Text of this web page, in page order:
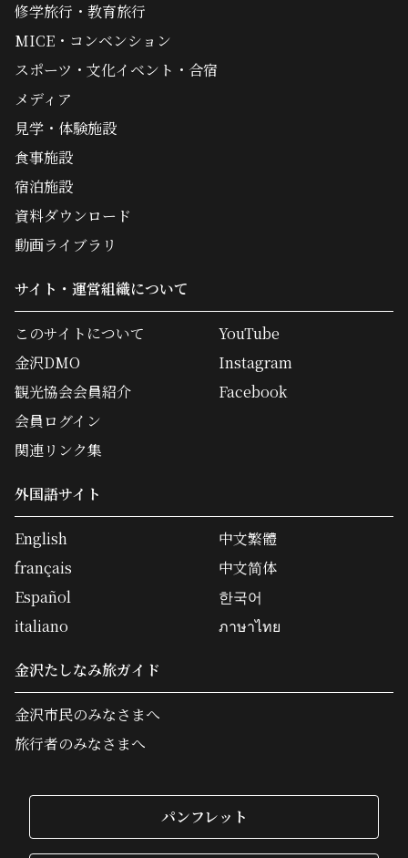
修学旅行・教育旅行
MICE・コンベンション
スポーツ・文化イベント・合宿
メディア
見学・体験施設
食事施設
宿泊施設
資料ダウンロード
動画ライブラリ
サイト・運営組織について
このサイトについて
金沢DMO
観光協会会員紹介
会員ログイン
関連リンク集
YouTube
Instagram
Facebook
外国語サイト
English
français
Español
italiano
中文繁體
中文简体
한국어
ภาษาไทย
金沢たしなみ旅ガイド
金沢市民のみなさまへ
旅行者のみなさまへ
パンフレット